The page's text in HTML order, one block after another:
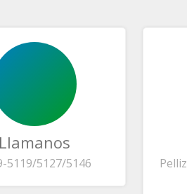
Llamanos
5119/5127/5146